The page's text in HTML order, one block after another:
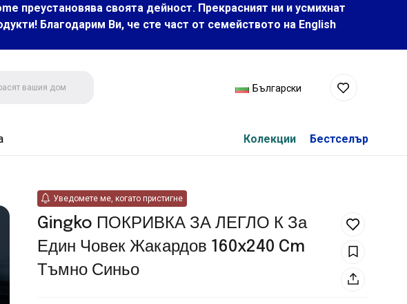
преустановява своята дейност. Прекрасният ни и усмихнат
Благодарим Ви, че сте част от семейството на Еnglish
Български
Колекции Бестселър
Уведомете ме, когато пристигне
Gingko ПОКРИВКА ЗА ЛЕГЛО К За
Един Човек Жакардов 160x240 Cm
Тъмно Синьо